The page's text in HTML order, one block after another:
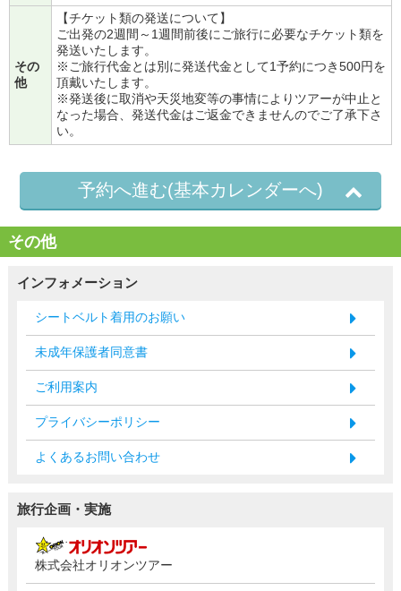
その
他
【チケット類の発送について】
ご出発の2週間～1週間前後にご旅行に必要なチケット類を
発送いたします。
※ご旅行代金とは別に発送代金として1予約につき500円を
頂戴いたします。
※発送後に取消や天災地変等の事情によりツアーが中止と
なった場合、発送代金はご返金できませんのでご了承下さ
い。
予約へ進む(基本カレンダーへ)
その他
インフォメーション
シートベルト着用のお願い
未成年保護者同意書
ご利用案内
プライバシーポリシー
よくあるお問い合わせ
旅行企画・実施
株式会社オリオンツアー